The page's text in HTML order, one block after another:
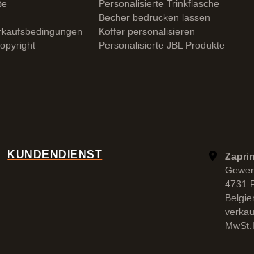
Personalisierte Trinkflasche
Becher bedrucken lassen
Koffer personalisieren
Personalisierte JBL Produkte
KUNDENDIENST
4731